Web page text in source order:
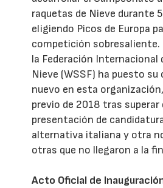
raquetas de Nieve durante
eligiendo Picos de Europa
competición sobresaliente.
la Federación Internacional
Nieve (WSSF) ha puesto su
nuevo en esta
previo de 2018 tras superar
presentación de
alternativa italiana y otra
otras que no llegaron a la
Acto Oficial de